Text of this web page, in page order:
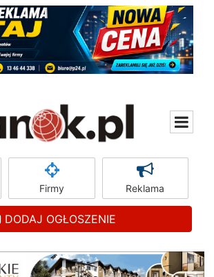
Firmy Reklama
DODAJ OGŁOSZENIE